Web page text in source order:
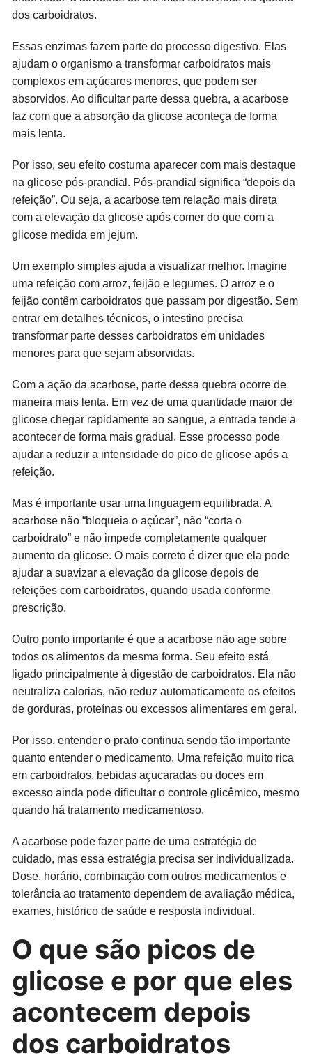
dos carboidratos.
Essas enzimas fazem parte do processo digestivo. Elas
ajudam o organismo a transformar carboidratos mais
complexos em açúcares menores, que podem ser
absorvidos. Ao dificultar parte dessa quebra, a acarbose
faz com que a absorção da glicose aconteça de forma
mais lenta.
Por isso, seu efeito costuma aparecer com mais destaque
na glicose pós-prandial. Pós-prandial significa “depois da
refeição”. Ou seja, a acarbose tem relação mais direta
com a elevação da glicose após comer do que com a
glicose medida em jejum.
Um exemplo simples ajuda a visualizar melhor. Imagine
uma refeição com arroz, feijão e legumes. O arroz e o
feijão contêm carboidratos que passam por digestão. Sem
entrar em detalhes técnicos, o intestino precisa
transformar parte desses carboidratos em unidades
menores para que sejam absorvidas.
Com a ação da acarbose, parte dessa quebra ocorre de
maneira mais lenta. Em vez de uma quantidade maior de
glicose chegar rapidamente ao sangue, a entrada tende a
acontecer de forma mais gradual. Esse processo pode
ajudar a reduzir a intensidade do pico de glicose após a
refeição.
Mas é importante usar uma linguagem equilibrada. A
acarbose não “bloqueia o açúcar”, não “corta o
carboidrato” e não impede completamente qualquer
aumento da glicose. O mais correto é dizer que ela pode
ajudar a suavizar a elevação da glicose depois de
refeições com carboidratos, quando usada conforme
prescrição.
Outro ponto importante é que a acarbose não age sobre
todos os alimentos da mesma forma. Seu efeito está
ligado principalmente à digestão de carboidratos. Ela não
neutraliza calorias, não reduz automaticamente os efeitos
de gorduras, proteínas ou excessos alimentares em geral.
Por isso, entender o prato continua sendo tão importante
quanto entender o medicamento. Uma refeição muito rica
em carboidratos, bebidas açucaradas ou doces em
excesso ainda pode dificultar o controle glicêmico, mesmo
quando há tratamento medicamentoso.
A acarbose pode fazer parte de uma estratégia de
cuidado, mas essa estratégia precisa ser individualizada.
Dose, horário, combinação com outros medicamentos e
tolerância ao tratamento dependem de avaliação médica,
exames, histórico de saúde e resposta individual.
O que são picos de
glicose e por que eles
acontecem depois
dos carboidratos